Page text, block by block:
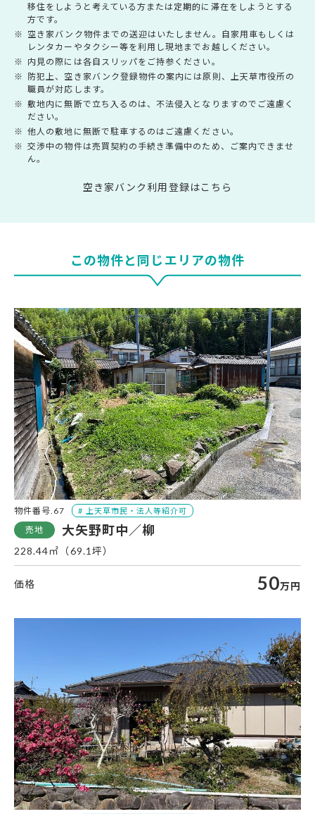
移住をしようと考えている方または定期的に滞在をしようとする
方です。
空き家バンク物件までの送迎はいたしません。自家用車もしくは
レンタカーやタクシー等を利用し現地までお越しください。
内見の際には各自スリッパをご持参ください。
防犯上、空き家バンク登録物件の案内には原則、上天草市役所の
職員が対応します。
敷地内に無断で立ち入るのは、不法侵入となりますのでご遠慮く
ださい。
他人の敷地に無断で駐車するのはご遠慮ください。
交渉中の物件は売買契約の手続き準備中のため、ご案内できませ
ん。
空き家バンク利用登録はこちら
この物件と同じエリアの物件
物件番号.67
大矢野町中／柳
228.44㎡（69.1坪）
50万円